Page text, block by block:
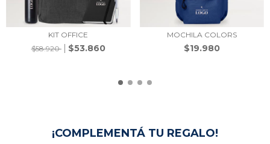
KIT OFFICE
$58.920
$53.860
MOCHILA COLORS
$19.980
¡COMPLEMENTÁ TU REGALO!